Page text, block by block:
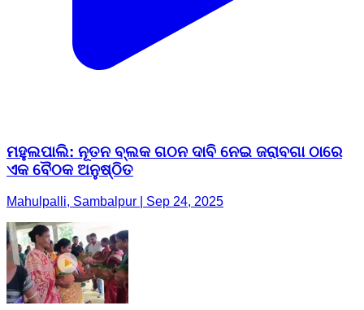
ମହୁଲପାଲି: ନୂତନ ବ୍ଲକ ଗଠନ ଦାବି ନେଇ ଜରାବଗା ଠାରେ
ଏକ ବୈଠକ ଅନୁଷ୍ଠିତ
Mahulpalli, Sambalpur | Sep 24, 2025